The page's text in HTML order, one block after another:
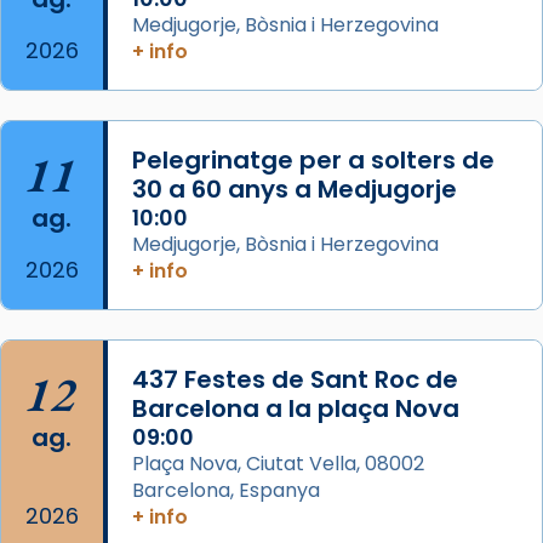
del Sant Pare Lleó XIV a Barcelona, i als
col·laboradors, a la Catedral de Barcelona.
L’arquebisbe de Barcelona, el cardenal Joan
Josep Omella, ha presidit la missa i l’ha
concelebrat el bisbe auxiliar de Barcelona,
Mons. David Abadías.
📸 Dr. G. Simón
Photo
View on Facebook · Share
Arquebisbat de Barcelona
2 weeks ago
Memòria de les santes Juliana i
Semproniana, verges i màrtirs.
Acompanyant la història de sant Cugat, a
2026
Medjugorje, Bòsnia i Herzegovina
+ info
11
ag.
2026
Pelegrinatge per a solters de
30 a 60 anys a Medjugorje
10:00
Medjugorje, Bòsnia i Herzegovina
+ info
12
ag.
2026
437 Festes de Sant Roc de
Barcelona a la plaça Nova
09:00
Plaça Nova, Ciutat Vella, 08002
Barcelona, Espanya
+ info